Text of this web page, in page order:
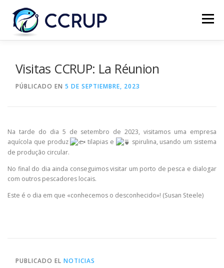
Menú
Visitas CCRUP: La Réunion
PÚBLICADO EN 5 DE SEPTIEMBRE, 2023
Na tarde do dia 5 de setembro de 2023, visitamos uma empresa
aquícola que produz
tilapias e
spirulina, usando um sistema
de produção circular.
No final do dia ainda conseguimos visitar um porto de pesca e dialogar
com outros pescadores locais.
Este é o dia em que «conhecemos o desconhecido»! (Susan Steele)
PUBLICADO EL NOTICIAS